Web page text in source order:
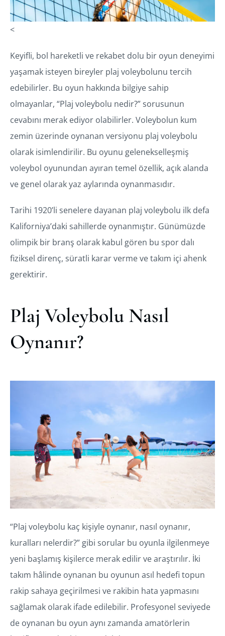
<
Keyifli, bol hareketli ve rekabet dolu bir oyun deneyimi
yaşamak isteyen bireyler plaj voleybolunu tercih
edebilirler. Bu oyun hakkında bilgiye sahip
olmayanlar, “Plaj voleybolu nedir?” sorusunun
cevabını merak ediyor olabilirler. Voleybolun kum
zemin üzerinde oynanan versiyonu plaj voleybolu
olarak isimlendirilir. Bu oyunu gelenekselleşmiş
voleybol oyunundan ayıran temel özellik, açık alanda
ve genel olarak yaz aylarında oynanmasıdır.
Tarihi 1920’li senelere dayanan plaj voleybolu ilk defa
Kaliforniya’daki sahillerde oynanmıştır. Günümüzde
olimpik bir branş olarak kabul gören bu spor dalı
fiziksel direnç, süratli karar verme ve takım içi ahenk
gerektirir.
Plaj Voleybolu Nasıl
Oynanır?
“Plaj voleybolu kaç kişiyle oynanır, nasıl oynanır,
kuralları nelerdir?” gibi sorular bu oyunla ilgilenmeye
yeni başlamış kişilerce merak edilir ve araştırılır. İki
takım hâlinde oynanan bu oyunun asıl hedefi topun
rakip sahaya geçirilmesi ve rakibin hata yapmasını
sağlamak olarak ifade edilebilir. Profesyonel seviyede
de oynanan bu oyun aynı zamanda amatörlerin